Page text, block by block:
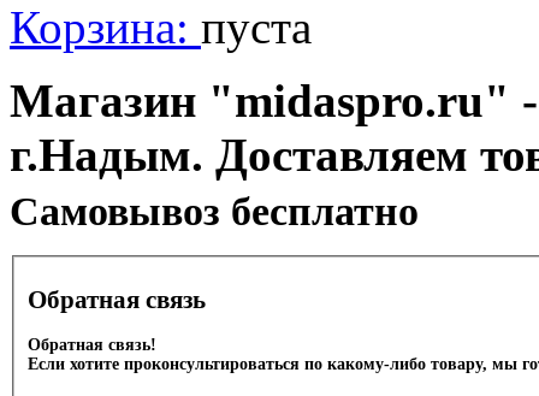
Корзина: пуста
Магазин "midaspro.ru" -
г.Надым. Доставляем
Cамовывоз бесплатно
Обратная связь
Обратная связь!
Если хотите проконсультироваться по какому-либо товару, мы